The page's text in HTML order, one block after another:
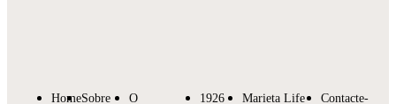
HomeSobre
O
1926
Marieta Life
Contacte-